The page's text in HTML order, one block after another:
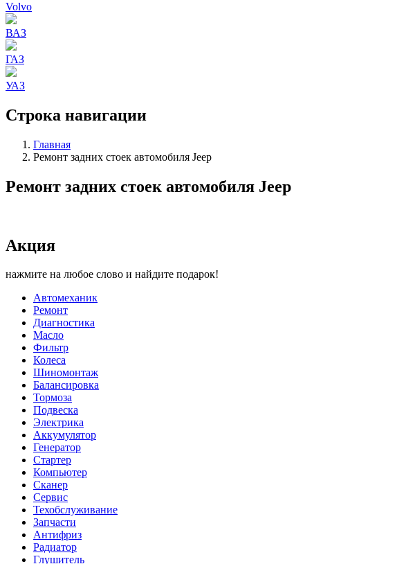
Volvo
ВАЗ
ГАЗ
УАЗ
Строка навигации
Главная
Ремонт задних стоек автомобиля Jeep
Ремонт задних стоек автомобиля Jeep
Акция
нажмите на любое слово и найдите подарок!
Автомеханик
Ремонт
Диагностика
Масло
Фильтр
Колеса
Шиномонтаж
Балансировка
Тормоза
Подвеска
Электрика
Аккумулятор
Генератор
Стартер
Компьютер
Сканер
Сервис
Техобслуживание
Запчасти
Антифриз
Радиатор
Глушитель